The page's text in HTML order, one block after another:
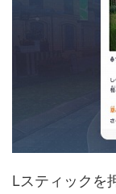
Lスティックを